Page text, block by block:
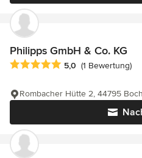
Philipps GmbH & Co. KG
Durchschnittliche Bewertung:
5,0 (1 Bewertung)
Rombacher Hütte 2, 44795